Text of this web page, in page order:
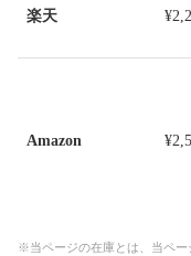
楽天
Amazon
※当ページの在庫とは、当ペ